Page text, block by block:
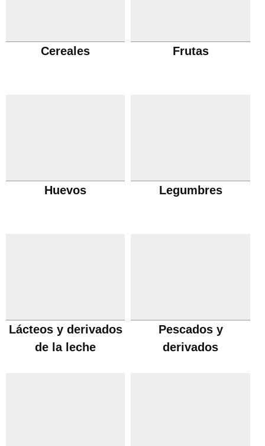
Cereales Frutas
Huevos Legumbres
Lácteos y derivados
de la leche
Pescados y
derivados